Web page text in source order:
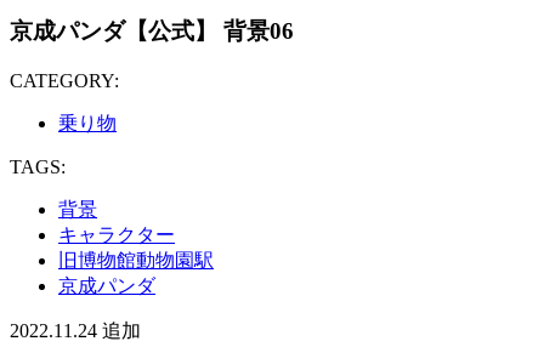
京成パンダ【公式】 背景06
CATEGORY:
乗り物
TAGS:
背景
キャラクター
旧博物館動物園駅
京成パンダ
2022.11.24 追加